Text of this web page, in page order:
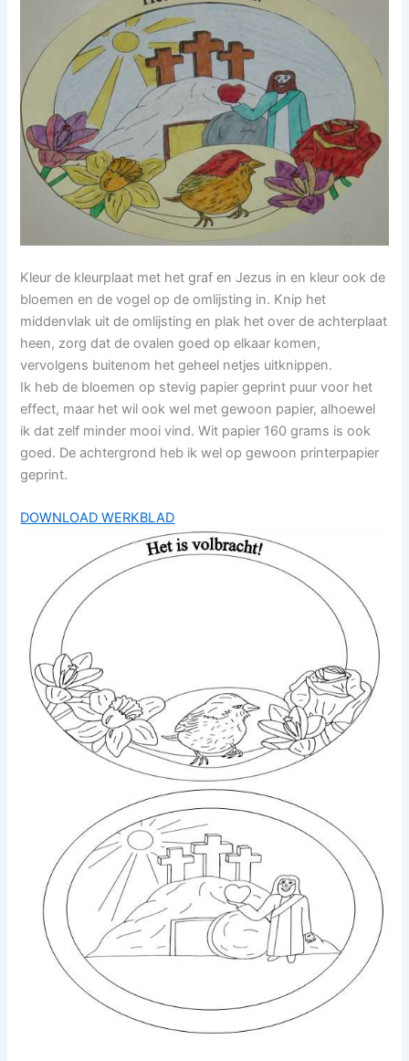
Kleur de kleurplaat met het graf en Jezus in en kleur ook de
bloemen en de vogel op de omlijsting in. Knip het
middenvlak uit de omlijsting en plak het over de achterplaat
heen, zorg dat de ovalen goed op elkaar komen,
vervolgens buitenom het geheel netjes uitknippen.
Ik heb de bloemen op stevig papier geprint puur voor het
effect, maar het wil ook wel met gewoon papier, alhoewel
ik dat zelf minder mooi vind. Wit papier 160 grams is ook
goed. De achtergrond heb ik wel op gewoon printerpapier
geprint.
DOWNLOAD WERKBLAD